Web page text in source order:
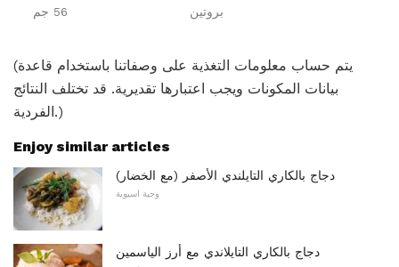
بروتين 56 جم
(يتم حساب معلومات التغذية على وصفاتنا باستخدام قاعدة
بيانات المكونات ويجب اعتبارها تقديرية. قد تختلف النتائج
الفردية.)
Enjoy similar articles
دجاج بالكاري التايلندي الأصفر (مع الخضار)
وجبة اسيوية
دجاج بالكاري التايلاندي مع أرز الياسمين